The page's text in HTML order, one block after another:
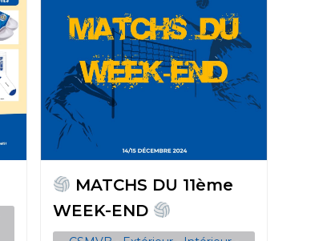
MATCHS DU 11ème
WEEK-END